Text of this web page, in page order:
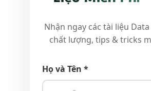
Nhận ngay các tài liệu
chất lượng, tips & tricks
Họ và Tên *